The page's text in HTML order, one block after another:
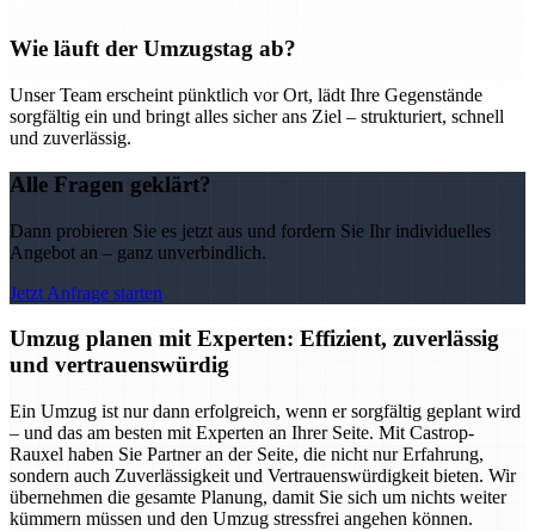
Wie läuft der Umzugstag ab?
Unser Team erscheint pünktlich vor Ort, lädt Ihre Gegenstände
sorgfältig ein und bringt alles sicher ans Ziel – strukturiert, schnell
und zuverlässig.
Alle Fragen geklärt?
Dann probieren Sie es jetzt aus und fordern Sie Ihr individuelles
Angebot an – ganz unverbindlich.
Jetzt Anfrage starten
Umzug planen mit Experten: Effizient, zuverlässig
und vertrauenswürdig
Ein Umzug ist nur dann erfolgreich, wenn er sorgfältig geplant wird
– und das am besten mit Experten an Ihrer Seite. Mit Castrop-
Rauxel haben Sie Partner an der Seite, die nicht nur Erfahrung,
sondern auch Zuverlässigkeit und Vertrauenswürdigkeit bieten. Wir
übernehmen die gesamte Planung, damit Sie sich um nichts weiter
kümmern müssen und den Umzug stressfrei angehen können.